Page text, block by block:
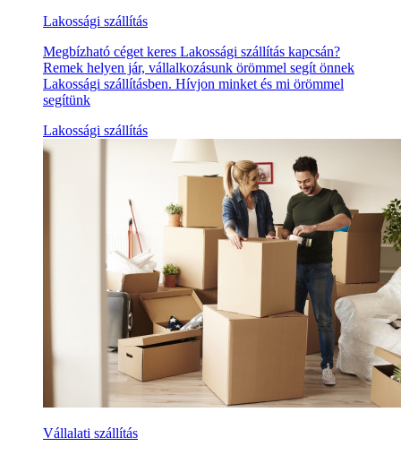
Lakossági szállítás
Megbízható céget keres Lakossági szállítás kapcsán?
Remek helyen jár, vállalkozásunk örömmel segít önnek
Lakossági szállításben. Hívjon minket és mi örömmel
segítünk
Lakossági szállítás
Vállalati szállítás